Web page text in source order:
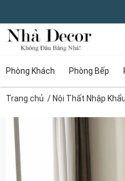
Phòng Khách Phòng Bếp
Trang chủ / Nội Thất Nhập Khẩu